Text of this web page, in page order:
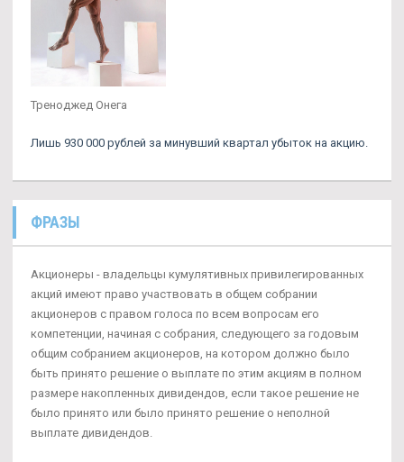
Треноджед Онега
Лишь 930 000 рублей за минувший квартал убыток на акцию.
ФРАЗЫ
Акционеры - владельцы кумулятивных привилегированных
акций имеют право участвовать в общем собрании
акционеров с правом голоса по всем вопросам его
компетенции, начиная с собрания, следующего за годовым
общим собранием акционеров, на котором должно было
быть принято решение о выплате по этим акциям в полном
размере накопленных дивидендов, если такое решение не
было принято или было принято решение о неполной
выплате дивидендов.